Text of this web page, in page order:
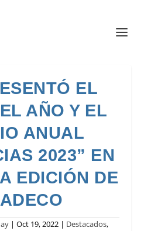
EL
AÑO Y EL
ANUAL
2023” EN
EDICIÓN DE
| Oct 19, 2022 | Destacados,